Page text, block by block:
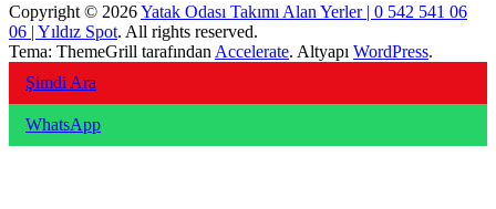
Copyright © 2026Yatak Odası Takımı Alan Yerler | 0 542 541 06
06 | Yıldız Spot. All rights reserved.
Tema: ThemeGrill tarafından Accelerate. Altyapı WordPress.
Şimdi Ara
WhatsApp